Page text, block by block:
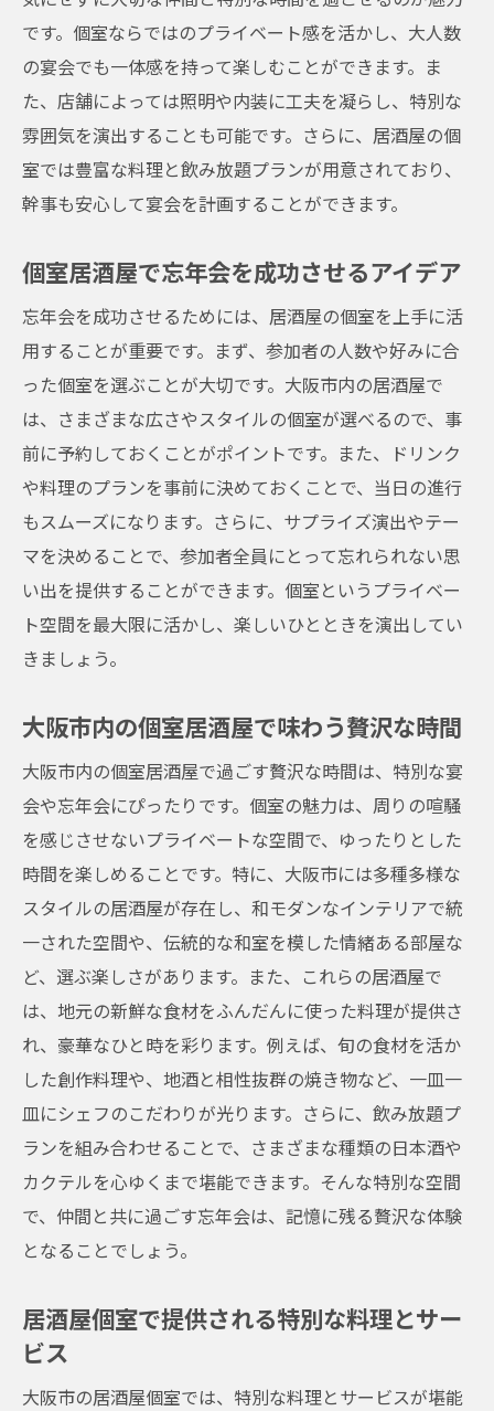
です。個室ならではのプライベート感を活かし、大人数
の宴会でも一体感を持って楽しむことができます。ま
た、店舗によっては照明や内装に工夫を凝らし、特別な
雰囲気を演出することも可能です。さらに、居酒屋の個
室では豊富な料理と飲み放題プランが用意されており、
幹事も安心して宴会を計画することができます。
個室居酒屋で忘年会を成功させるアイデア
忘年会を成功させるためには、居酒屋の個室を上手に活
用することが重要です。まず、参加者の人数や好みに合
った個室を選ぶことが大切です。大阪市内の居酒屋で
は、さまざまな広さやスタイルの個室が選べるので、事
前に予約しておくことがポイントです。また、ドリンク
や料理のプランを事前に決めておくことで、当日の進行
もスムーズになります。さらに、サプライズ演出やテー
マを決めることで、参加者全員にとって忘れられない思
い出を提供することができます。個室というプライベー
ト空間を最大限に活かし、楽しいひとときを演出してい
きましょう。
大阪市内の個室居酒屋で味わう贅沢な時間
大阪市内の個室居酒屋で過ごす贅沢な時間は、特別な宴
会や忘年会にぴったりです。個室の魅力は、周りの喧騒
を感じさせないプライベートな空間で、ゆったりとした
時間を楽しめることです。特に、大阪市には多種多様な
スタイルの居酒屋が存在し、和モダンなインテリアで統
一された空間や、伝統的な和室を模した情緒ある部屋な
ど、選ぶ楽しさがあります。また、これらの居酒屋で
は、地元の新鮮な食材をふんだんに使った料理が提供さ
れ、豪華なひと時を彩ります。例えば、旬の食材を活か
した創作料理や、地酒と相性抜群の焼き物など、一皿一
皿にシェフのこだわりが光ります。さらに、飲み放題プ
ランを組み合わせることで、さまざまな種類の日本酒や
カクテルを心ゆくまで堪能できます。そんな特別な空間
で、仲間と共に過ごす忘年会は、記憶に残る贅沢な体験
となることでしょう。
居酒屋個室で提供される特別な料理とサー
ビス
大阪市の居酒屋個室では、特別な料理とサービスが堪能